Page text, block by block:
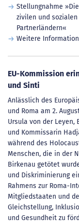
Stellungnahme
zivilen und
Partnerländern«
Weitere
EU-Kommission
und Sinti
Anlässlich des
und Roma am 2.
Ursula von der Leyen,
und Kommissarin
während des
Menschen, die in der
Birkenau getötet
und Diskriminierung
Rahmens zur Roma-
Mitgliedstaaten und
Gleichstellung,
und Gesundheit zu